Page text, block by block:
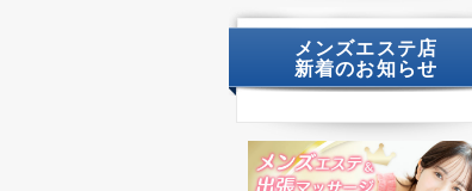
メンズエステ店
新着のお知らせ